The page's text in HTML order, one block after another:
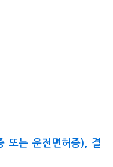
또는 운전면허증), 결